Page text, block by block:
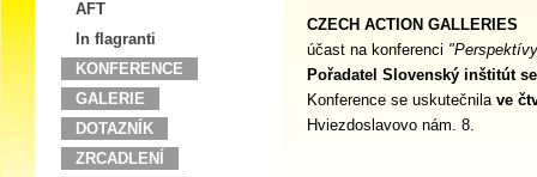
AFT
In flagranti
KONFERENCE
GALERIE
DOTAZNÍK
ZRCADLENÍ
CZECH ACTION GALLERIES
účast na konferenci
Pořadatel Slovenský inštitút
Konference se uskutečnila ve
Hviezdoslavovo nám. 8.